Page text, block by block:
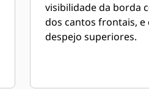
visibilidade da borda
dos cantos frontais,
despejo superiores.